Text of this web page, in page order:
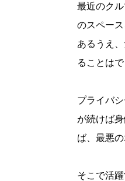
最近のク
のスペー
あるうえ
ることはで
プライバ
が続けば
ば、最悪
そこで活